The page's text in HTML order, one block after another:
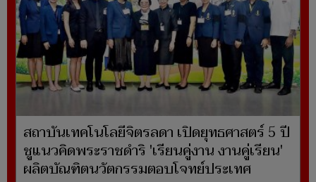
สถาบันเทคโนโลยีจิตรลดา เปิดยุทธศาสตร์ 5 ปี
ชูแนวคิดพระราชดำริ 'เรียนคู่งาน งานคู่เรียน'
ผลิตบัณฑิตนวัตกรรมตอบโจทย์ประเทศ